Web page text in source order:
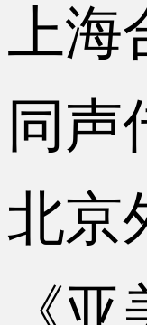
上海
同声
北京